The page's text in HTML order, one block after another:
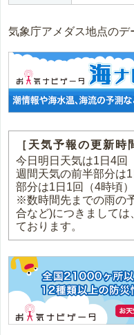
気象庁アメダス地点のデ
［天気予報の更新時
今日明日天気は1日4回
週間天気の前半部分は
部分は1日1回（4時頃）
※数時間先までの雨の
合など)につきましては
ております。